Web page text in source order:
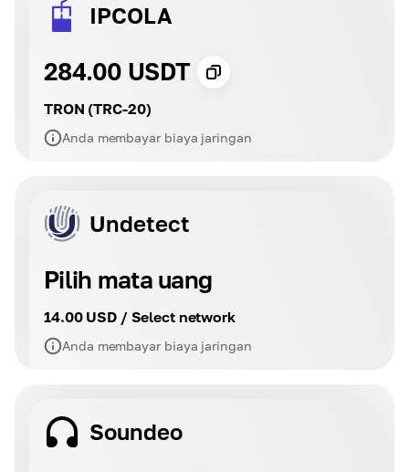
IPCOLA
284.00 USDT
TRON (TRC-20)
Anda membayar biaya jaringan
Undetect
Pilih mata uang
14.00 USD / Select network
Anda membayar biaya jaringan
Soundeo